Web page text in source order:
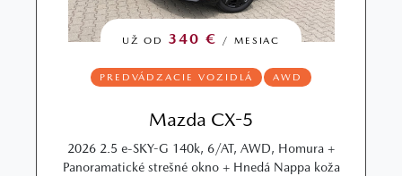
UŽ OD 340 € / MESIAC
PREDVÁDZACIE VOZIDLÁ AWD
Mazda CX-5
2026 2.5 e-SKY-G 140k, 6/AT, AWD, Homura +
Panoramatické strešné okno + Hnedá Nappa koža